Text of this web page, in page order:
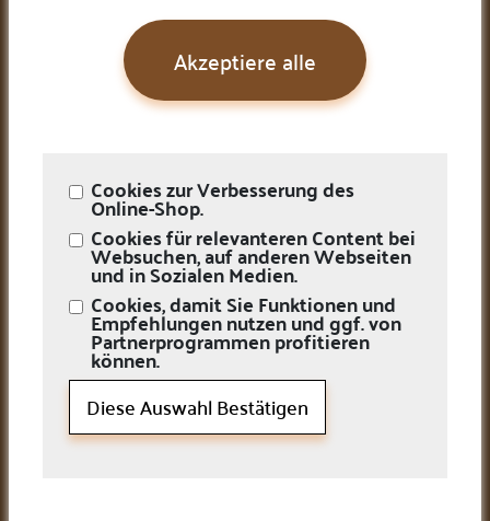
Kontaktieren Sie uns
10:00 AM–5:00 PM
10:00 AM–5:00 PM
Donnerstag
10:00 AM–5:00 PM
10:00 AM–5:00 PM
Geschlossen
Geschlossen
Kontaktieren Sie uns
helpdesk@mm-frankfurt.de
+49 (0) 069 260 90 656
+49 (0) 069 260 90 657
Akzeptiere alle
Cookies zur Verbesserung des
Online-Shop.
Cookies für relevanteren Content bei
Websuchen, auf anderen Webseiten
und in Sozialen Medien.
Cookies, damit Sie Funktionen und
Empfehlungen nutzen und ggf. von
Partnerprogrammen profitieren
können.
Diese Auswahl Bestätigen